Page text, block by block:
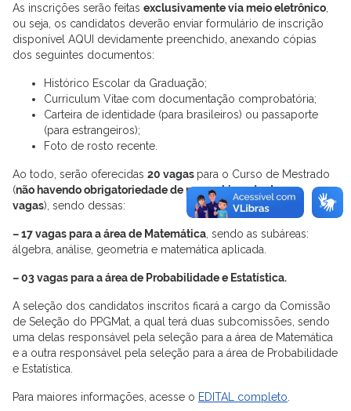
As inscrições serão feitas exclusivamente via meio eletrônico
ou seja, os candidatos deverão enviar formulário de inscrição
disponível AQUI devidamente preenchido, anexando cópias
dos seguintes documentos:
Histórico Escolar da Graduação;
Curriculum Vitae com documentação comprobatória;
Carteira de identidade (para brasileiros) ou passaporte
(para estrangeiros);
Foto de rosto recente.
Ao todo, serão oferecidas 20 vagas para o Curso de Mestrado
(não havendo obrigatoriedade de preenchimento das 20
vagas), sendo dessas:
– 17 vagas para a área de Matemática , sendo as subáreas:
álgebra, análise, geometria e matemática aplicada.
– 03 vagas para a área de Probabilidade e Estatística.
A seleção dos candidatos inscritos ficará a cargo da Comissão
de Seleção do PPGMat, a qual terá duas subcomissões, sendo
uma delas responsável pela seleção para a área de Matemática
e a outra responsável pela seleção para a área de Probabilidade
e Estatística.
Para maiores informações, acesse o EDITAL completo